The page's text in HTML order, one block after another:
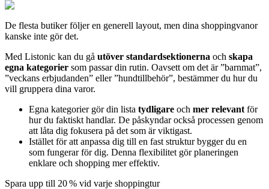
De flesta butiker följer en generell layout, men dina shoppingvanor
kanske inte gör det.
Med Listonic kan du gå utöver standardsektionerna och skapa
egna kategorier som passar din rutin. Oavsett om det är ”barnmat”,
”veckans erbjudanden” eller ”hundtillbehör”, bestämmer du hur du
vill gruppera dina varor.
Egna kategorier gör din lista tydligare och mer relevant för
hur du faktiskt handlar. De påskyndar också processen genom
att låta dig fokusera på det som är viktigast.
Istället för att anpassa dig till en fast struktur bygger du en
som fungerar för dig. Denna flexibilitet gör planeringen
enklare och shopping mer effektiv.
Spara upp till 20 % vid varje shoppingtur